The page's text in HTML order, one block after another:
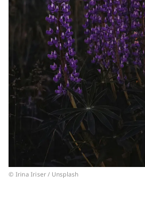
© Irina Iriser / Unsplash